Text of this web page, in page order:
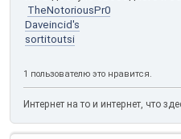
TheNotoriousPr0
Daveincid's
sortitoutsi
1 пользователю это нравится.
Интернет на то и интернет, что